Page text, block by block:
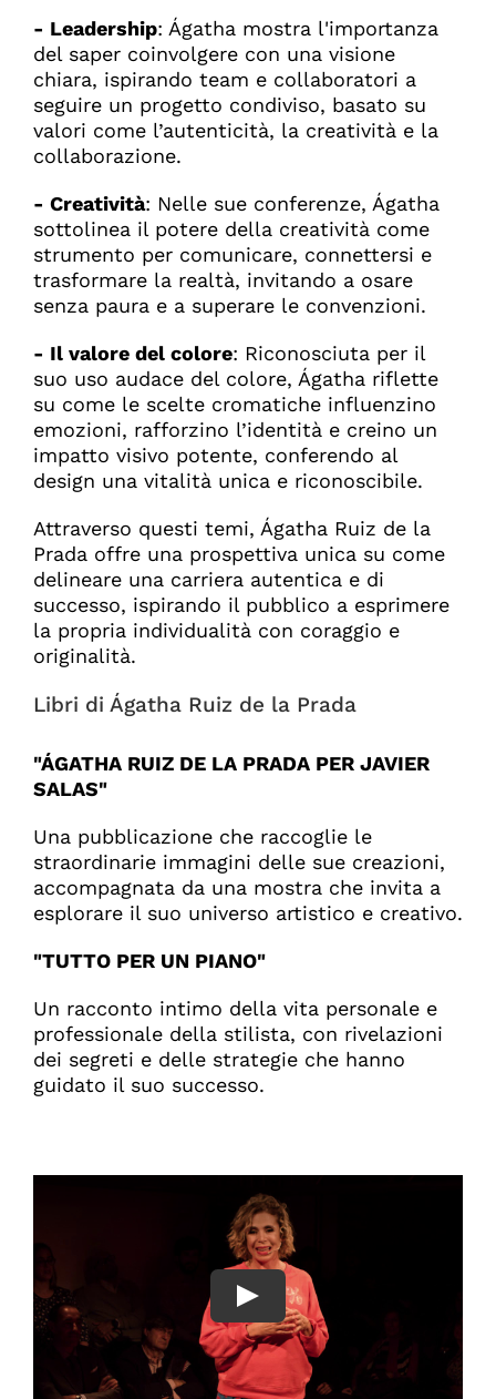
- Leadership: Ágatha mostra l'importanza
del saper coinvolgere con una visione
chiara, ispirando team e collaboratori a
seguire un progetto condiviso, basato su
valori come l’autenticità, la creatività e la
collaborazione.
- Creatività: Nelle sue conferenze, Ágatha
sottolinea il potere della creatività come
strumento per comunicare, connettersi e
trasformare la realtà, invitando a osare
senza paura e a superare le convenzioni.
- Il valore del colore: Riconosciuta per il
suo uso audace del colore, Ágatha riflette
su come le scelte cromatiche influenzino
emozioni, rafforzino l’identità e creino un
impatto visivo potente, conferendo al
design una vitalità unica e riconoscibile.
Attraverso questi temi, Ágatha Ruiz de la
Prada offre una prospettiva unica su come
delineare una carriera autentica e di
successo, ispirando il pubblico a esprimere
la propria individualità con coraggio e
originalità.
Libri di Ágatha Ruiz de la Prada
"ÁGATHA RUIZ DE LA PRADA PER JAVIER
SALAS"
Una pubblicazione che raccoglie le
straordinarie immagini delle sue creazioni,
accompagnata da una mostra che invita a
esplorare il suo universo artistico e creativo.
"TUTTO PER UN PIANO"
Un racconto intimo della vita personale e
professionale della stilista, con rivelazioni
dei segreti e delle strategie che hanno
guidato il suo successo.